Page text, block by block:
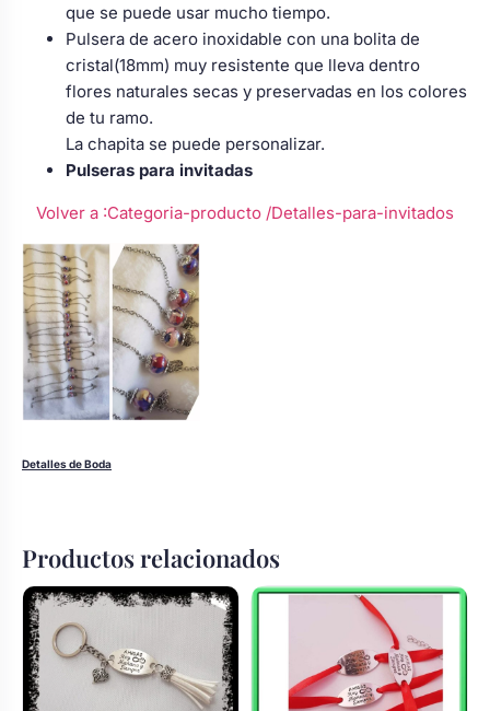
que se puede usar mucho tiempo.
Pulsera de acero inoxidable con una bolita de
cristal(18mm) muy resistente que lleva dentro
flores naturales secas y preservadas en los colores
de tu ramo.
La chapita se puede personalizar.
Pulseras para invitadas
Volver a :Categoria-producto /Detalles-para-invitados
Detalles de Boda
Productos relacionados